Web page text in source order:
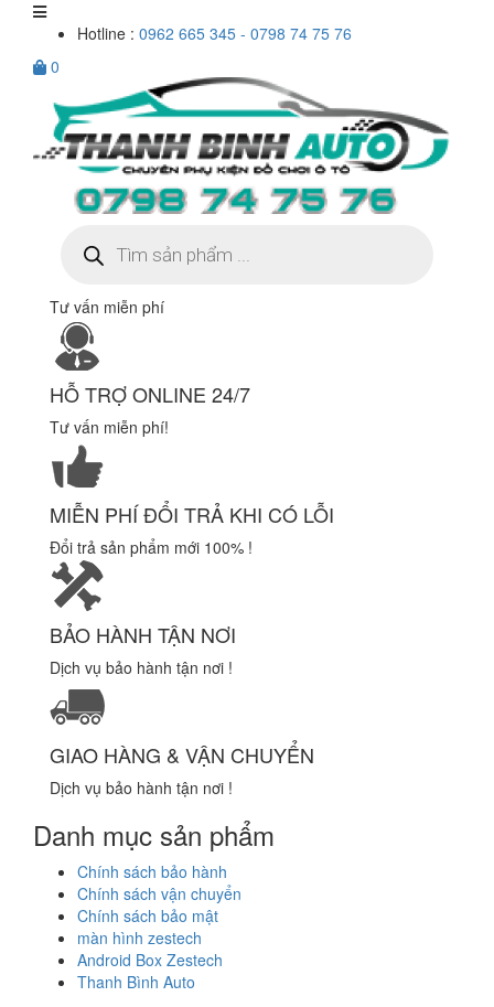
Hotline : 0962 665 345 - 0798 74 75 76
0
kiếm
sản
Tư vấn miễn phí
HỖ TRỢ ONLINE 24/7
Tư vấn miễn phí!
MIỄN PHÍ ĐỔI TRẢ KHI CÓ LỖI
Đổi trả sản phẩm mới 100% !
BẢO HÀNH TẬN NƠI
Dịch vụ bảo hành tận nơi !
GIAO HÀNG & VẬN CHUYỂN
Dịch vụ bảo hành tận nơi !
Danh mục sản phẩm
Chính sách bảo hành
Chính sách vận chuyển
Chính sách bảo mật
màn hình zestech
Android Box Zestech
Thanh Bình Auto